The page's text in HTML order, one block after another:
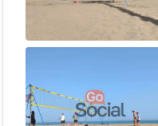
😳 ¿Es tu primera vez y
No te preocupes. La
minutos habrás jugado con
uno más.